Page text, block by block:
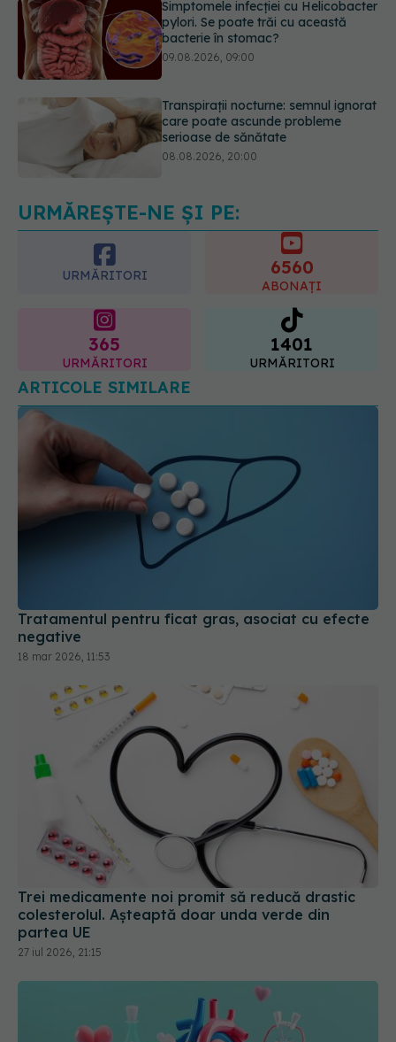
Transpirații nocturne: semnul ignorat
care poate ascunde probleme
serioase de sănătate
Cum folosești uleiul esențial de
rozmarin pentru a opri căderea
părului
URMĂREȘTE-NE ȘI PE:
URMĂRITORI 6560
ABONAȚI
365
URMĂRITORI
1401
URMĂRITORI
ARTICOLE SIMILARE
Tratamentul pentru ficat gras, asociat cu efecte
negative
18 mar 2026, 11:53
Trei medicamente noi promit să reducă drastic
colesterolul. Așteaptă doar unda verde din
partea UE
27 iul 2026, 21:15